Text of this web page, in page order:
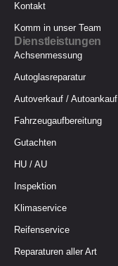
Kontakt
Komm in unser Team
Dienstleistungen
Achsenmessung
Autoglasreparatur
Autoverkauf / Autoankauf
Fahrzeugaufbereitung
Gutachten
HU / AU
Inspektion
Klimaservice
Reifenservice
Reparaturen aller Art